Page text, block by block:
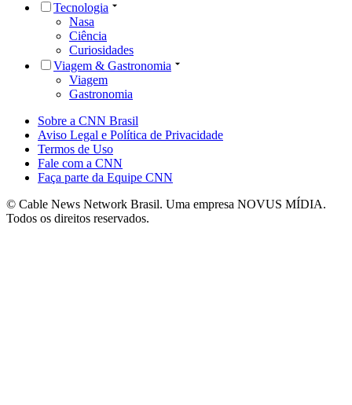
Tecnologia
Nasa
Ciência
Curiosidades
Viagem & Gastronomia
Viagem
Gastronomia
Sobre a CNN Brasil
Aviso Legal e Política de Privacidade
Termos de Uso
Fale com a CNN
Faça parte da Equipe CNN
© Cable News Network Brasil. Uma empresa NOVUS MÍDIA.
Todos os direitos reservados.